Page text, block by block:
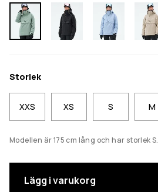
Storlek
XXS XS S M
Modellen är 175 cm lång och har storlek S.
Lägg i varukorg